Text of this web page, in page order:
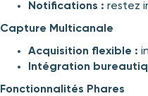
Notifications : restez
Capture Multicanale
Acquisition flexible :
Intégration
Fonctionnalités Phares